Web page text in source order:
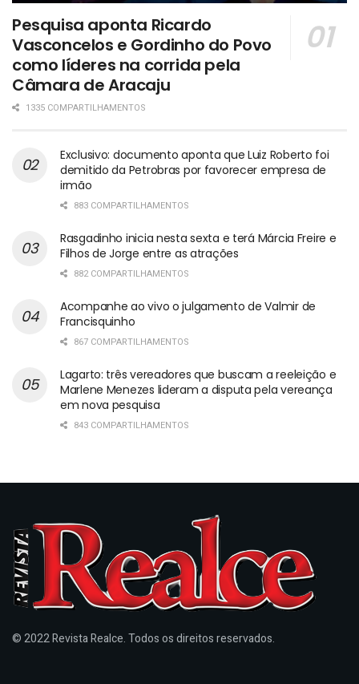
Pesquisa aponta Ricardo
Vasconcelos e Gordinho do Povo
como líderes na corrida pela
Câmara de Aracaju
1335 COMPARTILHAMENTOS
Exclusivo: documento aponta que Luiz Roberto foi
demitido da Petrobras por favorecer empresa de
irmão
883 COMPARTILHAMENTOS
Rasgadinho inicia nesta sexta e terá Márcia Freire e
Filhos de Jorge entre as atrações
882 COMPARTILHAMENTOS
Acompanhe ao vivo o julgamento de Valmir de
Francisquinho
867 COMPARTILHAMENTOS
Lagarto: três vereadores que buscam a reeleição e
Marlene Menezes lideram a disputa pela vereança
em nova pesquisa
843 COMPARTILHAMENTOS
© 2022 Revista Realce. Todos os direitos reservados.